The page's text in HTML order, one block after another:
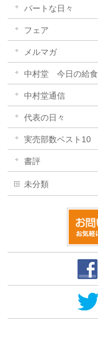
パートな日々
フェア
メルマガ
中村堂 今日の給食
中村堂通信
代表の日々
実売部数ベスト10
書評
未分類